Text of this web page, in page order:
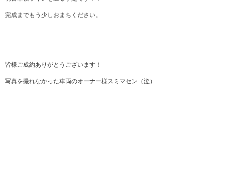
完成までもう少しおまちください。
皆様ご成約ありがとうございます！
写真を撮れなかった車両のオーナー様スミマセン（泣）